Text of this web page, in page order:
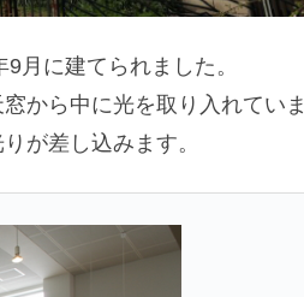
月に建てられました。
から中に光を取り入れていま
が差し込みます。